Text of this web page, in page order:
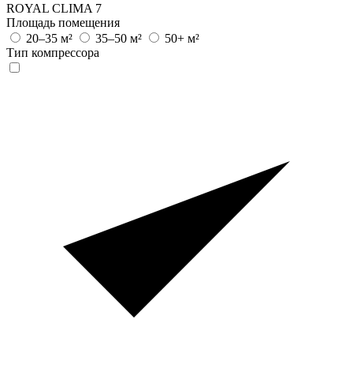
ROYAL CLIMA 7
Площадь помещения
20–35 м²
35–50 м²
50+ м²
Тип компрессора